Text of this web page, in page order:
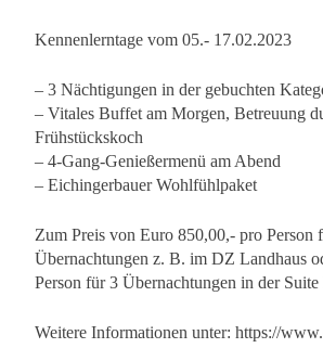
Kennenlerntage vom 05.- 17.02.2023
– 3 Nächtigungen in der gebuchten
– Vitales Buffet am Morgen, Betreuung
Frühstückskoch
– 4-Gang-Genießermenü am Abend
– Eichingerbauer Wohlfühlpaket
Zum Preis von Euro 850,00,- pro Person
Übernachtungen z. B. im DZ Landhaus
Person für 3 Übernachtungen in der Suite
Weitere Informationen unter: https://